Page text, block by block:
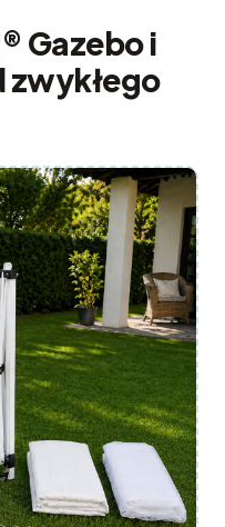
Gazebo i
zwykłego